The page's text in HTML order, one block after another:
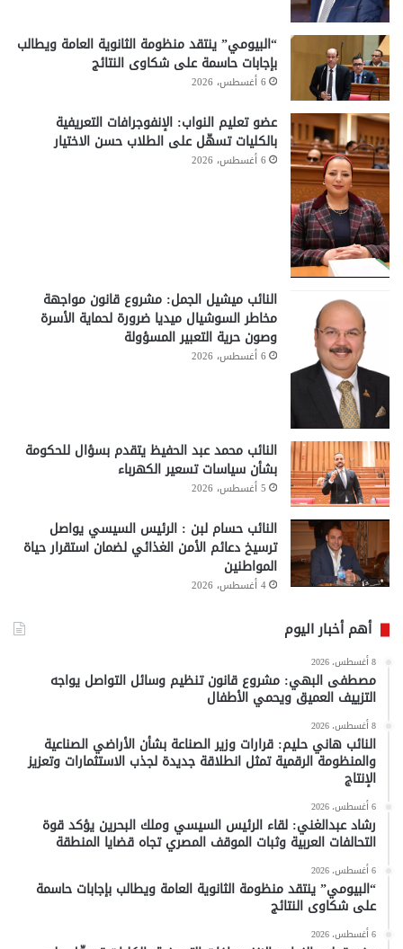
“البيومي” ينتقد منظومة الثانوية العامة ويطالب
بإجابات حاسمة على شكاوى النتائج
6 أغسطس، 2026
عضو تعليم النواب: الإنفوجرافات التعريفية
بالكليات تسهّل على الطلاب حسن الاختيار
6 أغسطس، 2026
النائب ميشيل الجمل: مشروع قانون مواجهة
مخاطر السوشيال ميديا ضرورة لحماية الأسرة
وصون حرية التعبير المسؤولة
6 أغسطس، 2026
النائب محمد عبد الحفيظ يتقدم بسؤال للحكومة
بشأن سياسات تسعير الكهرباء
5 أغسطس، 2026
النائب حسام لبن : الرئيس السيسي يواصل
ترسيخ دعائم الأمن الغذائي لضمان استقرار حياة
المواطنين
4 أغسطس، 2026
أهم أخبار اليوم
8 أغسطس، 2026
مصطفى البهي: مشروع قانون تنظيم وسائل التواصل يواجه
التزييف العميق ويحمي الأطفال
8 أغسطس، 2026
النائب هاني حليم: قرارات وزير الصناعة بشأن الأراضي الصناعية
والمنظومة الرقمية تمثل انطلاقة جديدة لجذب الاستثمارات وتعزيز
الإنتاج
6 أغسطس، 2026
رشاد عبدالغني: لقاء الرئيس السيسي وملك البحرين يؤكد قوة
التحالفات العربية وثبات الموقف المصري تجاه قضايا المنطقة
6 أغسطس، 2026
“البيومي” ينتقد منظومة الثانوية العامة ويطالب بإجابات حاسمة
على شكاوى النتائج
6 أغسطس، 2026